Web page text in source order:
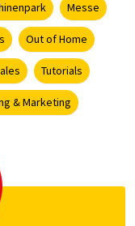
Messe
Out of Home
Tutorials
& Marketing